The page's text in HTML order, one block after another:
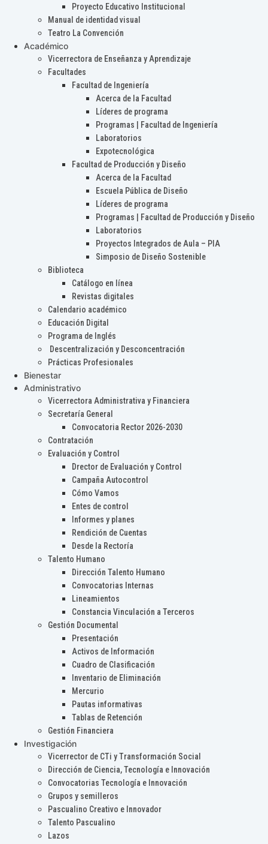
Proyecto Educativo Institucional
Manual de identidad visual
Teatro La Convención
Académico
Vicerrectora de Enseñanza y Aprendizaje
Facultades
Facultad de Ingeniería
Acerca de la Facultad
Líderes de programa
Programas | Facultad de Ingeniería
Laboratorios
Expotecnológica
Facultad de Producción y Diseño
Acerca de la Facultad
Escuela Pública de Diseño
Líderes de programa
Programas | Facultad de Producción y Diseño
Laboratorios
Proyectos Integrados de Aula – PIA
Simposio de Diseño Sostenible
Biblioteca
Catálogo en línea
Revistas digitales
Calendario académico
Educación Digital
Programa de Inglés
Descentralización y Desconcentración
Prácticas Profesionales
Bienestar
Administrativo
Vicerrectora Administrativa y Financiera
Secretaría General
Convocatoria Rector 2026-2030
Contratación
Evaluación y Control
Drector de Evaluación y Control
Campaña Autocontrol
Cómo Vamos
Entes de control
Informes y planes
Rendición de Cuentas
Desde la Rectoría
Talento Humano
Dirección Talento Humano
Convocatorias Internas
Lineamientos
Constancia Vinculación a Terceros
Gestión Documental
Presentación
Activos de Información
Cuadro de Clasificación
Inventario de Eliminación
Mercurio
Pautas informativas
Tablas de Retención
Gestión Financiera
Investigación
Vicerrector de CTi y Transformación Social
Dirección de Ciencia, Tecnología e Innovación
Convocatorias Tecnología e Innovación
Grupos y semilleros
Pascualino Creativo e Innovador
Talento Pascualino
Lazos